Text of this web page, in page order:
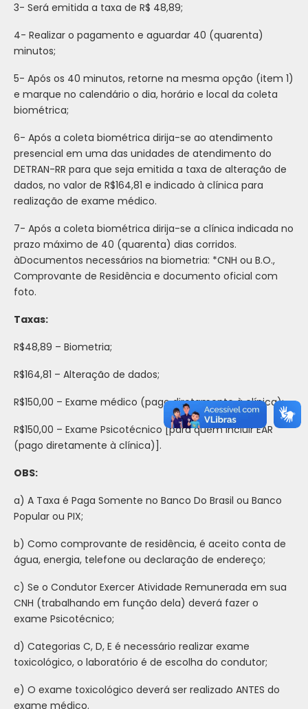
3- Será emitida a taxa de R$ 48,89;
4- Realizar o pagamento e aguardar 40 (quarenta)
minutos;
5- Após os 40 minutos, retorne na mesma opção (item 1)
e marque no calendário o dia, horário e local da coleta
biométrica;
6- Após a coleta biométrica dirija-se ao atendimento
presencial em uma das unidades de atendimento do
DETRAN-RR para que seja emitida a taxa de alteração de
dados, no valor de R$164,81 e indicado à clínica para
realização de exame médico.
7- Após a coleta biométrica dirija-se a clínica indicada no
prazo máximo de 40 (quarenta) dias corridos.
àDocumentos necessários na biometria: *CNH ou B.O.,
Comprovante de Residência e documento oficial com
foto.
Taxas:
R$48,89 – Biometria;
R$164,81 – Alteração de dados;
R$150,00 – Exame médico (pago diretamente à clínica);
R$150,00 – Exame Psicotécnico [para quem incluir EAR
(pago diretamente à clínica)].
OBS:
a) A Taxa é Paga Somente no Banco Do Brasil ou Banco
Popular ou PIX;
b) Como comprovante de residência, é aceito conta de
água, energia, telefone ou declaração de endereço;
c) Se o Condutor Exercer Atividade Remunerada em sua
CNH (trabalhando em função dela) deverá fazer o
exame Psicotécnico;
d) Categorias C, D, E é necessário realizar exame
toxicológico, o laboratório é de escolha do condutor;
e) O exame toxicológico deverá ser realizado ANTES do
exame médico.